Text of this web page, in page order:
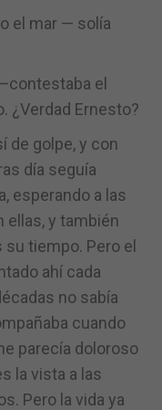
el mar — solía
el
¿Verdad Ernesto?
de golpe, y con
día seguía
esperando a las
ellas, y también
su tiempo. Pero el
ahí cada
no sabía
cuando
parecía doloroso
la vista a las
Pero la vida ya